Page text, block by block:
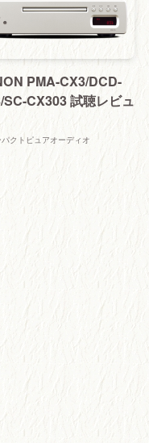
PMA-CX3/DCD-
SC-CX303 試聴レビュ
パクトピュアオーディオ